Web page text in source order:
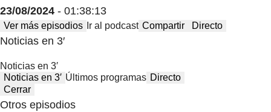
23/08/2024 - 01:38:13
Ver más episodios Ir al podcast Compartir Directo
Noticias en 3′
Noticias en 3′
Noticias en 3′ Últimos programas Directo
Cerrar
Otros episodios